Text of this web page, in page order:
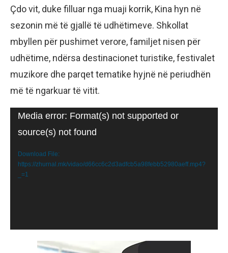
Çdo vit, duke filluar nga muaji korrik, Kina hyn në
sezonin më të gjallë të udhëtimeve. Shkollat
mbyllen për pushimet verore, familjet nisen për
udhëtime, ndërsa destinacionet turistike, festivalet
muzikore dhe parqet tematike hyjnë në periudhën
më të ngarkuar të vitit.
Video
Player
Media error: Format(s) not supported or
source(s) not found
Download File:
https://zhurnal.mk/vidao/d66cc6c2d3adfcb5a98febb52980aeff.mp4?
_=1